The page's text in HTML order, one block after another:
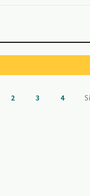
2 3 4